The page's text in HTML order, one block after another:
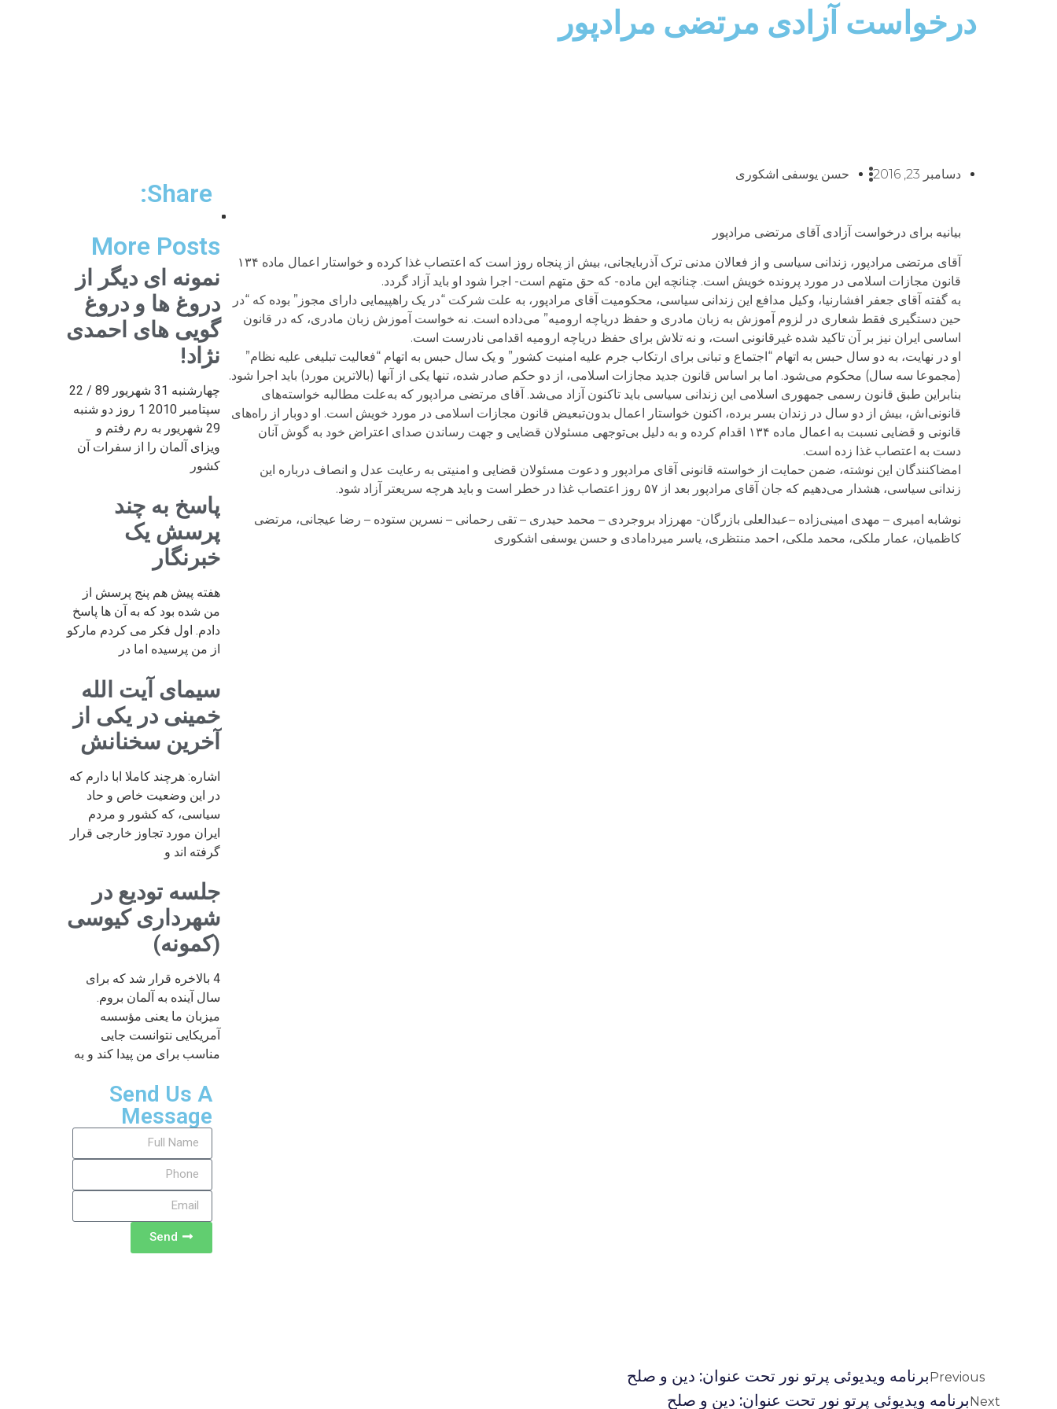
درخواست آزادی مرتضی مرادپور
دسامبر 23, 2016 حسن یوسفی اشکوری
بیانیه برای درخواست آزادی آقای مرتضی مرادپور
آقای مرتضی مرادپور، زندانی سیاسی و از فعالان مدنی ترک آذربایجانی، بیش از پنجاه روز است که اعتصاب غذا کرده و خواستار اعمال ماده ۱۳۴
قانون مجازات اسلامی در مورد پرونده خویش است. چنانچه این ماده- که حق متهم است- اجرا شود او باید آزاد گردد.
به گفته آقای جعفر افشارنیا، وکیل مدافع این زندانی سیاسی، محکومیت آقای مرادپور، به علت شرکت “در یک راهپیمایی دارای مجوز” بوده که “در
حین دستگیری فقط شعاری در لزوم آموزش به زبان مادری و حفظ دریاچه ارومیه” می‌داده است. نه خواست آموزش زبان مادری، که در قانون
اساسی ایران نیز بر آن تاکید شده غیرقانونی است، و نه تلاش برای حفظ دریاچه ارومیه اقدامی نادرست است.
او در نهایت، به دو سال حبس به اتهام “اجتماع و تبانی برای ارتکاب جرم علیه امنیت کشور” و یک سال حبس به اتهام “فعالیت تبلیغی علیه نظام”
(مجموعا سه سال) محکوم می‌شود. اما بر اساس قانون جدید مجازات اسلامی، از دو حکم صادر شده، تنها یکی از آنها (بالاترین مورد) باید اجرا شود.
بنابراین طبق قانون رسمی جمهوری اسلامی این زندانی سیاسی باید تاکنون آزاد می‌شد. آقای مرتضی مرادپور که به‌علت مطالبه خواسته‌های
قانونی‌اش، بیش از دو سال در زندان بسر برده، اکنون خواستار اعمال بدون‌تبعیض قانون مجازات اسلامی در مورد خویش است. او دوبار از راه‌های
قانونی و قضایی نسبت به اعمال ماده ۱۳۴ اقدام کرده و به دلیل بی‌توجهی مسئولان قضایی و جهت رساندن صدای اعتراض خود به گوش آنان
دست به اعتصاب غذا زده است.
امضاکنندگان این نوشته، ضمن حمایت از خواسته قانونی آقای مرادپور و دعوت مسئولان قضایی و امنیتی به رعایت عدل و انصاف درباره این
زندانی سیاسی، هشدار می‌دهیم که جان آقای مرادپور بعد از ۵۷ روز اعتصاب غذا در خطر است و باید هرچه سریعتر آزاد شود.
نوشابه امیری – مهدی امینی‌زاده –عبدالعلی بازرگان- مهرزاد بروجردی – محمد حیدری – تقی رحمانی – نسرین ستوده – رضا عیجانی، مرتضی
کاظمیان، عمار ملکی، محمد ملکی، احمد منتظری، یاسر میردامادی و حسن یوسفی اشکوری
Share:
More Posts
نمونه ای دیگر از
دروغ ها و دروغ
گویی های احمدی
نژاد!
چهارشنبه 31 شهریور 89 / 22
سپتامبر 2010 1 روز دو شنبه
29 شهریور به رم رفتم و
ویزای آلمان را از سفرات آن
کشور
پاسخ به چند
پرسش یک
خبرنگار
هفته پیش هم پنج پرسش از
من شده بود که به آن ها پاسخ
دادم. اول فکر می کردم مارکو
از من پرسیده اما در
سیمای آیت الله
خمینی در یکی از
آخرین سخنانش
اشاره: هرچند کاملا ابا دارم که
در این وضعیت خاص و حاد
سیاسی، که کشور و مردم
ایران مورد تجاوز خارجی قرار
گرفته اند و
جلسه تودیع در
شهرداری کیوسی
(کمونه)
4 بالاخره قرار شد که برای
سال آینده به آلمان بروم.
میزبان ما یعنی مؤسسه
آمریکایی نتوانست جایی
مناسب برای من پیدا کند و به
Send Us A
Message
Send
Previousبرنامه ویدیوئى پرتو نور تحت عنوان: دين و صلح
Nextبرنامه ویدیوئى پرتو نور تحت عنوان: دين و صلح